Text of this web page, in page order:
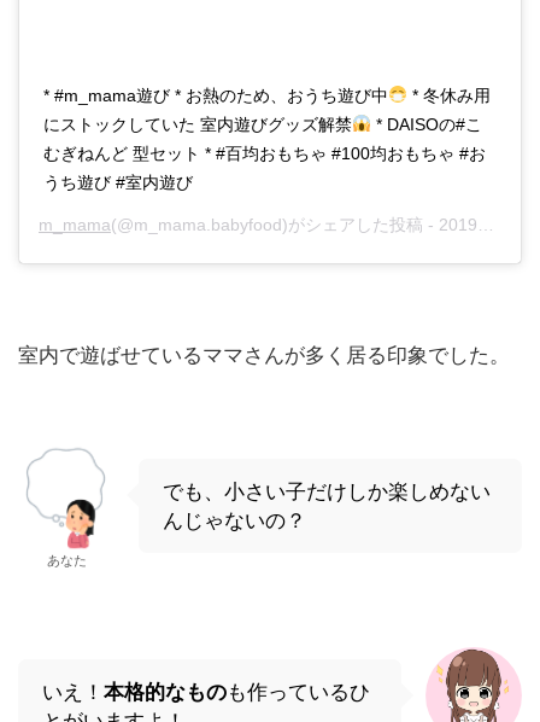
* #m_mama遊び * お熱のため、おうち遊び中
* 冬休み用
にストックしていた 室内遊びグッズ解禁
* DAISOの#こ
むぎねんど 型セット * #百均おもちゃ #100均おもちゃ #お
うち遊び #室内遊び
m_mama(@m_mama.babyfood)がシェアした投稿 - 2019年12月月14日午後9時03分PST
室内で遊ばせているママさんが多く居る印象でした。
あなた
でも、小さい子だけしか楽しめない
んじゃないの？
いえ！ 本格的なものも作っているひ